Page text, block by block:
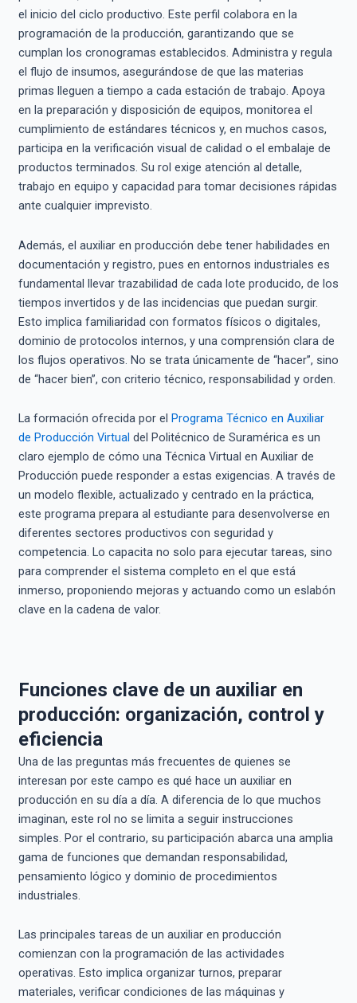
el inicio del ciclo productivo. Este perfil colabora en la
programación de la producción, garantizando que se
cumplan los cronogramas establecidos. Administra y regula
el flujo de insumos, asegurándose de que las materias
primas lleguen a tiempo a cada estación de trabajo. Apoya
en la preparación y disposición de equipos, monitorea el
cumplimiento de estándares técnicos y, en muchos casos,
participa en la verificación visual de calidad o el embalaje de
productos terminados. Su rol exige atención al detalle,
trabajo en equipo y capacidad para tomar decisiones rápidas
ante cualquier imprevisto.
Además, el auxiliar en producción debe tener habilidades en
documentación y registro, pues en entornos industriales es
fundamental llevar trazabilidad de cada lote producido, de los
tiempos invertidos y de las incidencias que puedan surgir.
Esto implica familiaridad con formatos físicos o digitales,
dominio de protocolos internos, y una comprensión clara de
los flujos operativos. No se trata únicamente de “hacer”, sino
de “hacer bien”, con criterio técnico, responsabilidad y orden.
La formación ofrecida por el Programa Técnico en Auxiliar
de Producción Virtual del Politécnico de Suramérica es un
claro ejemplo de cómo una Técnica Virtual en Auxiliar de
Producción puede responder a estas exigencias. A través de
un modelo flexible, actualizado y centrado en la práctica,
este programa prepara al estudiante para desenvolverse en
diferentes sectores productivos con seguridad y
competencia. Lo capacita no solo para ejecutar tareas, sino
para comprender el sistema completo en el que está
inmerso, proponiendo mejoras y actuando como un eslabón
clave en la cadena de valor.
Funciones clave de un auxiliar en
producción: organización, control y
eficiencia
Una de las preguntas más frecuentes de quienes se
interesan por este campo es qué hace un auxiliar en
producción en su día a día. A diferencia de lo que muchos
imaginan, este rol no se limita a seguir instrucciones
simples. Por el contrario, su participación abarca una amplia
gama de funciones que demandan responsabilidad,
pensamiento lógico y dominio de procedimientos
industriales.
Las principales tareas de un auxiliar en producción
comienzan con la programación de las actividades
operativas. Esto implica organizar turnos, preparar
materiales, verificar condiciones de las máquinas y